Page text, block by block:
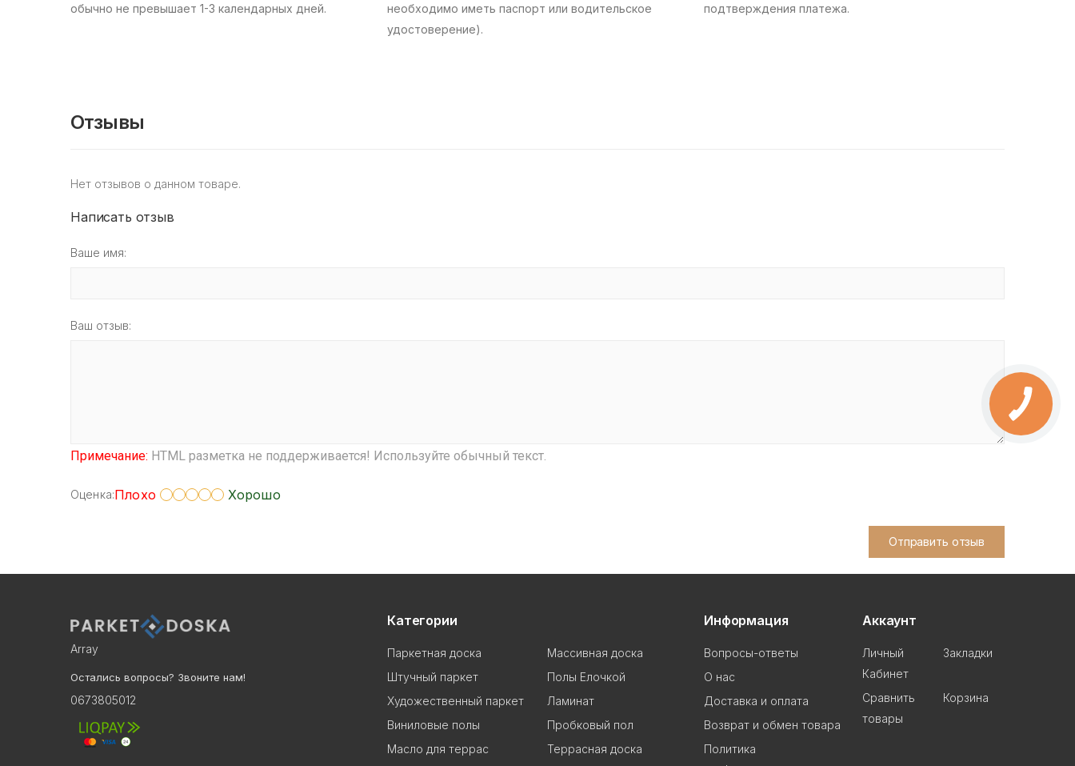
обычно не превышает 1-3 календарных дней.
необходимо иметь паспорт или водительское
удостоверение).
подтверждения платежа.
Отзывы
Нет отзывов о данном товаре.
Написать отзыв
Ваше имя:
Ваш отзыв:
Примечание: HTML разметка не поддерживается! Используйте обычный текст.
Оценка:Плохо Хорошо
Отправить отзыв
Array
Остались вопросы? Звоните нам!
0673805012
Категории
Паркетная доска
Массивная доска
Штучный паркет
Полы Елочкой
Художественный паркет
Ламинат
Виниловые полы
Пробковый пол
Масло для террас
Террасная доска
Информация
Вопросы-ответы
О нас
Доставка и оплата
Возврат и обмен товара
Политика
Аккаунт
Личный
Кабинет
Закладки
Сравнить
товары
Корзина